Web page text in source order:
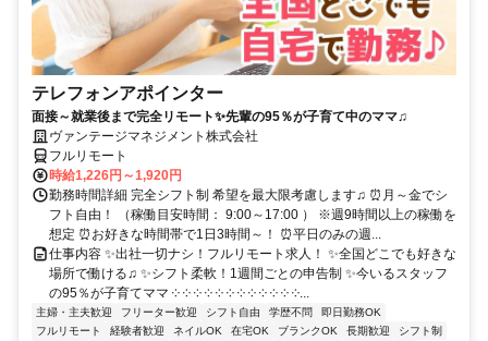
テレフォンアポインター
面接～就業後まで完全リモート✨先輩の95％が子育て中のママ♫
ヴァンテージマネジメント株式会社
フルリモート
時給1,226円～1,920円
勤務時間詳細 完全シフト制 希望を最大限考慮します♫ ⏰月～金でシ
フト自由！ （稼働目安時間： 9:00～17:00 ） ※週9時間以上の稼働を
想定 ⏰お好きな時間帯で1日3時間～！ ⏰平日のみの週...
仕事内容 ✨出社一切ナシ！フルリモート求人！ ✨全国どこでも好きな
場所で働ける♫ ✨シフト柔軟！1週間ごとの申告制 ✨今いるスタッフ
の95％が子育てママ ༶ ༶ ༶ ༶ ༶ ༶ ༶ ༶ ༶ ༶ ༶ ༶...
主婦・主夫歓迎 フリーター歓迎 シフト自由 学歴不問
即日勤務OK
フルリモート
経験者歓迎 ネイルOK 在宅OK ブランクOK 長期歓迎
シフト制